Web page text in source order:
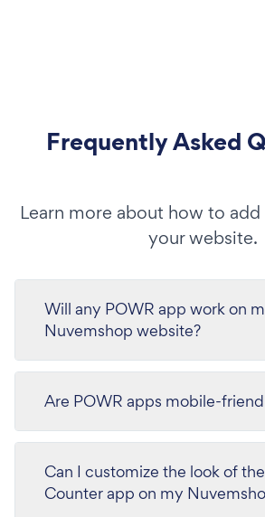
Frequently Asked
Learn more about how to
your website.
Will any POWR app work on
Nuvemshop website?
Are POWR apps mobile-
Can I customize the look of
Counter app on my